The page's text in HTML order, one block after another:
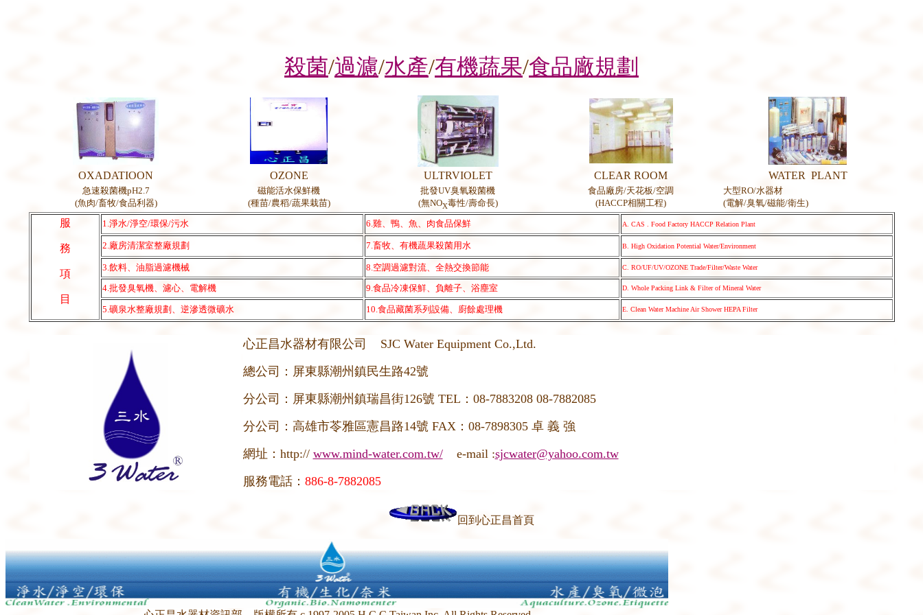
殺菌/過濾/水產/有機蔬果/食品廠規劃
OXADATIOON OZONE ULTRVIOLET CLEAR ROOM WATER PLANT
急速殺菌機pH2.7
(魚肉/畜牧/食品利器)
磁能活水保鮮機
(種苗/農稻/蔬果栽苗)
批發UV臭氧殺菌機
(無NOX毒性/壽命長)
食品廠房/天花板/空調
(HACCP相關工程)
大型RO/水器材
(電解/臭氧/磁能/衛生)
服
務
項
目
1.淨水/淨空/環保/污水 6.雞、鴨、魚、肉食品保鮮 A. CAS . Food Factory HACCP Relation Plant
2.廠房清潔室整廠規劃 7.畜牧、有機蔬果殺菌用水 B. High Oxidation Potential Water/Environment
3.飲料、油脂過濾機械 8.空調過濾對流、全熱交換節能 C. RO/UF/UV/OZONE Trade/Filter/Waste Water
4.批發臭氧機、濾心、電解機 9.食品冷凍保鮮、負離子、浴塵室 D. Whole Packing Link & Filter of Mineral Water
5.礦泉水整廠規劃、逆滲透微礦水 10.食品藏菌系列設備、廚餘處理機 E. Clean Water Machine Air Shower HEPA Filter
心正昌水器材有限公司
SJC Water Equipment Co.,Ltd.
總公司：屏東縣潮州鎮民生路42號
分公司：屏東縣潮州鎮瑞昌街126號TEL ：08-7883208 08-7882085
分公司：高雄市苓雅區憲昌路14號FAX：08-7898305 卓 義 強
網址： http:// www.mind-water.com.tw/ e-mail :sjcwater@yahoo.com.tw
服務電話： 886-8-7882085
回到心正昌首頁